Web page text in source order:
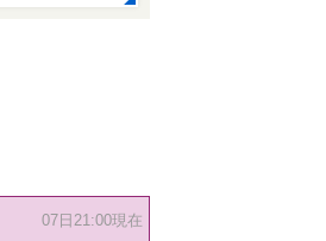
07日21:00現在